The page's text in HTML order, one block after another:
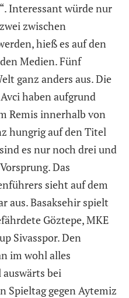
Interessant würde nur
zwischen
hieß es auf den
Medien. Fünf
ganz anders aus. Die
haben aufgrund
Remis innerhalb von
hungrig auf den Titel
es nur noch drei und
Das
sieht auf dem
aus. Basaksehir spielt
Göztepe, MKE
Sivasspor. Den
im wohl alles
bei
Spieltag gegen Aytemiz